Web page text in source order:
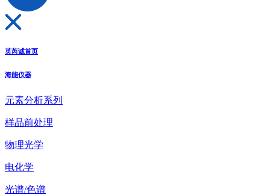
英芮诚首页
海能仪器
元素分析系列
样品前处理
物理光学
电化学
光谱/色谱